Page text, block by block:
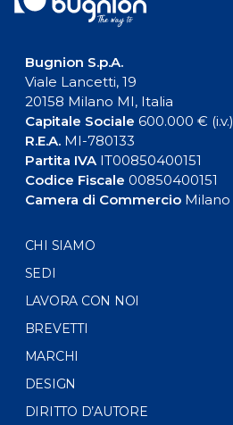
Bugnion S.p.A.
Viale Lancetti, 19
20158 Milano MI, Italia
Capitale Sociale 600.000 € (i.v.)
R.E.A.MI-780133
Partita IVAIT00850400151
Codice Fiscale 00850400151
Camera di CommercioMilano
CHI SIAMO
SEDI
LAVORA CON NOI
BREVETTI
MARCHI
DESIGN
DIRITTO D’AUTORE